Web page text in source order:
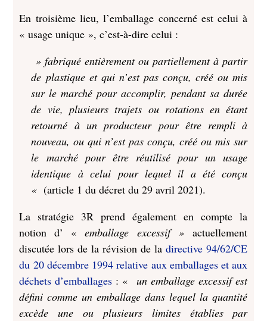
En troisième lieu, l’emballage concerné est celui à
« usage unique », c’est-à-dire celui :
» fabriqué entièrement ou partiellement à partir
de plastique et qui n’est pas conçu, créé ou mis
sur le marché pour accomplir, pendant sa durée
de vie, plusieurs trajets ou rotations en étant
retourné à un producteur pour être rempli à
nouveau, ou qui n’est pas conçu, créé ou mis sur
le marché pour être réutilisé pour un usage
identique à celui pour lequel il a été conçu
« (article 1 du décret du 29 avril 2021).
La stratégie 3R prend également en compte la
notion d’ «emballage excessif »actuellement
discutée lors de la révision de ladirective 94/62/CE
du 20 décembre 1994 relative aux emballages et aux
déchets d’emballages : «
un emballage excessif est
défini comme un emballage dans lequel la quantité
excède une ou plusieurs limites établies par